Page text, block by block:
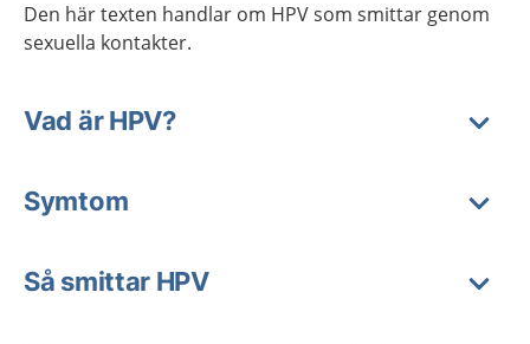
Den här texten handlar om HPV som smittar genom
sexuella kontakter.
Vad är HPV?
Symtom
Så smittar HPV